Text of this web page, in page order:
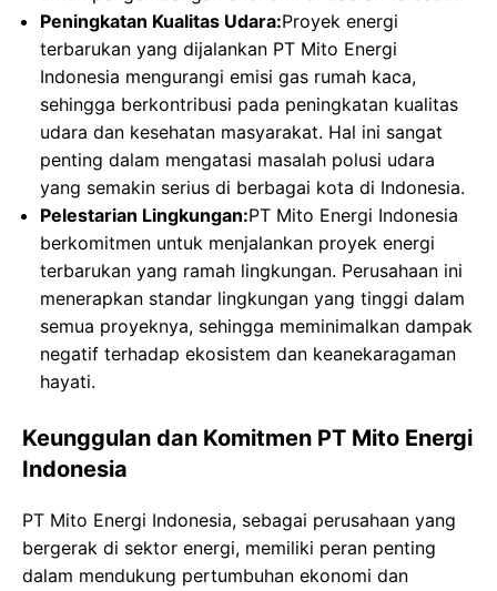
Peningkatan Kualitas Udara:Proyek energi
terbarukan yang dijalankan PT Mito Energi
Indonesia mengurangi emisi gas rumah kaca,
sehingga berkontribusi pada peningkatan kualitas
udara dan kesehatan masyarakat. Hal ini sangat
penting dalam mengatasi masalah polusi udara
yang semakin serius di berbagai kota di Indonesia.
Pelestarian Lingkungan:PT Mito Energi Indonesia
berkomitmen untuk menjalankan proyek energi
terbarukan yang ramah lingkungan. Perusahaan ini
menerapkan standar lingkungan yang tinggi dalam
semua proyeknya, sehingga meminimalkan dampak
negatif terhadap ekosistem dan keanekaragaman
hayati.
Keunggulan dan Komitmen PT Mito Energi
Indonesia
PT Mito Energi Indonesia, sebagai perusahaan yang
bergerak di sektor energi, memiliki peran penting
dalam mendukung pertumbuhan ekonomi dan